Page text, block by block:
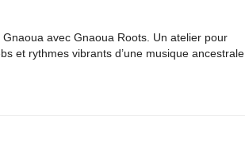
avec Gnaoua Roots. Un atelier pour
et rythmes vibrants d’une musique ancestrale.